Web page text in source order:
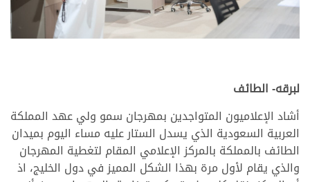
لبرقه- الطائف
أشاد الإعلاميون المتواجدين بمهرجان سمو ولي عهد المملكة
العربية السعودية الذي يسدل الستار عليه مساء اليوم بميدان
الطائف بالمملكة بالمركز الإعلامي المقام لتغطية المهرجان
والذي يقام لأول مرة بهذا الشكل المميز في دول الخليج، اذ